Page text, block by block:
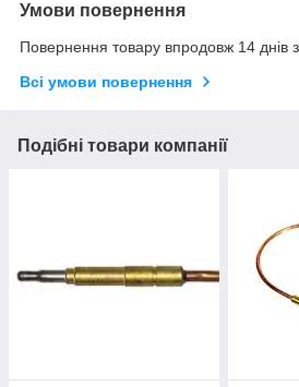
Умови повернення
Повернення товару впродовж 14 днів
Всі умови повернення
Подібні товари компанії